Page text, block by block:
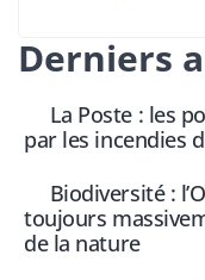
Derniers
La Poste : les
par les incendies
Biodiversité :
toujours
de la nature